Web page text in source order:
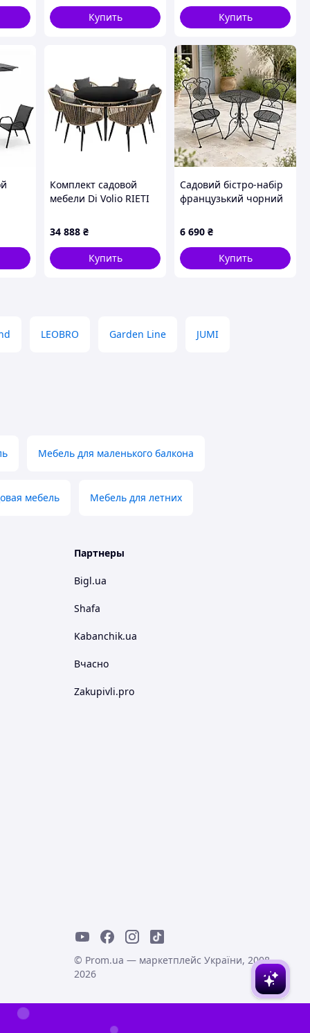
Купить
Купить
Комплект садовой
мебели Di Volio RIETI
/Svart/ -stunning-
products-for-life-
34 888 ₴
Купить
Садовий бістро-набір
французький чорний
стільці Гранд Презент
GP0133-B
6 690 ₴
Купить
LEOBRO Garden Line JUMI
Мебель для маленького балкона
мебель Мебель для летних
Партнеры
Bigl.ua
Shafa
Kabanchik.ua
Вчасно
Zakupivli.pro
© Prom.ua — маркетплейс України, 2008-
2026